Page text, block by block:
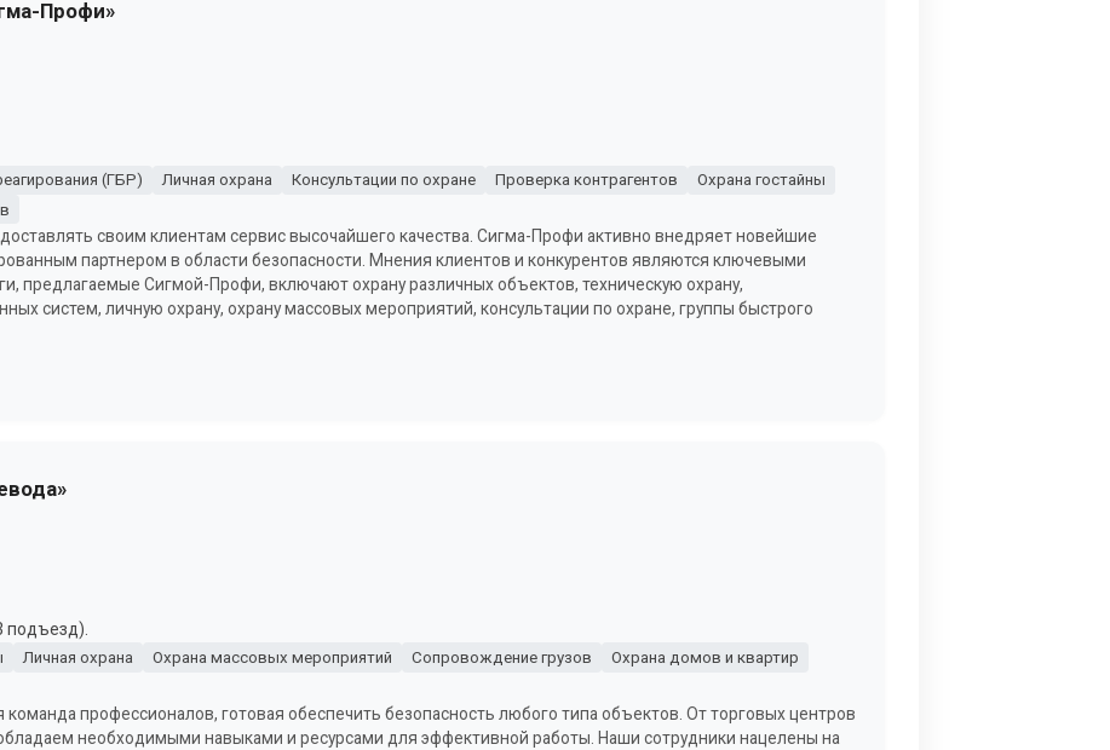
Профи»
(ГБР) Личная охрана Консультации по охране Проверка контрагентов
Охрана гостайны
своим клиентам сервис высочайшего качества. Сигма-Профи активно внедряет новейшие
партнером в области безопасности. Мнения клиентов и конкурентов являются ключевыми
предлагаемые Сигмой-Профи, включают охрану различных объектов, техническую охрану,
систем, личную охрану, охрану массовых мероприятий, консультации по охране, группы быстрого
подъезд).
Личная охрана Охрана массовых мероприятий Сопровождение грузов
Охрана домов и квартир
команда профессионалов, готовая обеспечить безопасность любого типа объектов. От торговых центров
необходимыми навыками и ресурсами для эффективной работы. Наши сотрудники нацелены на